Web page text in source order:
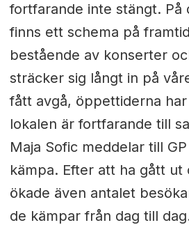
fortfarande inte stängt. På
finns ett schema på
bestående av konserter
sträcker sig långt in på
fått avgå, öppettiderna
lokalen är fortfarande till
Maja Sofic meddelar till
kämpa. Efter att ha gått ut
ökade även antalet
de kämpar från dag till